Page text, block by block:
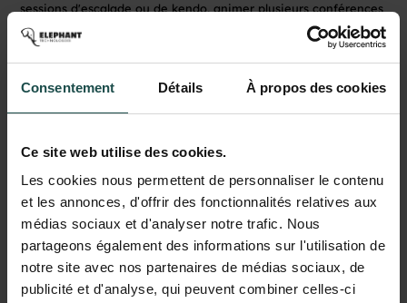
Consentement Détails À propos des cookies
Ce site web utilise des cookies.
Les cookies nous permettent de personnaliser le contenu
et les annonces, d'offrir des fonctionnalités relatives aux
médias sociaux et d'analyser notre trafic. Nous
partageons également des informations sur l'utilisation de
notre site avec nos partenaires de médias sociaux, de
publicité et d'analyse, qui peuvent combiner celles-ci
sessions d'escalade ou de kendo, animer plusieurs conférences
sur Rust, auditionner des candidats lors d’échanges techniques,
participer à l’organisation du DevFest, sans oublier les journées
parrain/filleuls de notre programme d’intégration.